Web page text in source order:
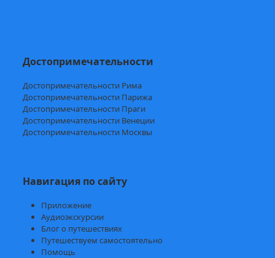
Достопримечательности
Достопримечательности Рима
Достопримечательности Парижа
Достопримечательности Праги
Достопримечательности Венеции
Достопримечательности Москвы
Навигация по сайту
Приложение
Аудиоэкскурсии
Блог о путешествиях
Путешествуем самостоятельно
Помощь